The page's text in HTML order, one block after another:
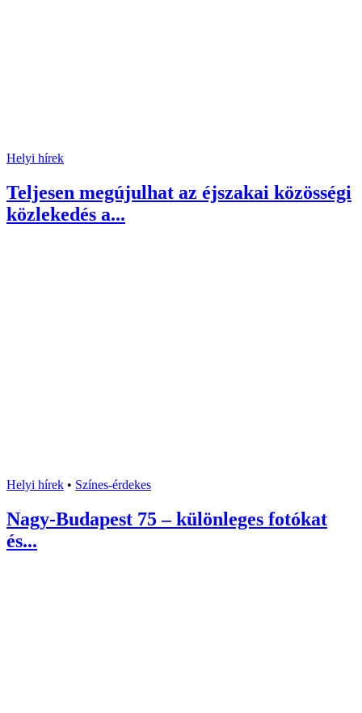
Helyi hírek
Teljesen megújulhat az éjszakai közösségi
közlekedés a...
Helyi hírek • Színes-érdekes
Nagy-Budapest 75 – különleges fotókat
és...